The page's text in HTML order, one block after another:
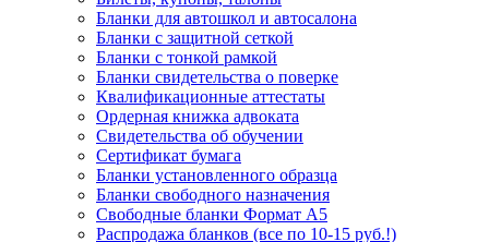
Бланки для автошкол и автосалона
Бланки с защитной сеткой
Бланки с тонкой рамкой
Бланки свидетельства о поверке
Квалификационные аттестаты
Ордерная книжка адвоката
Свидетельства об обучении
Сертификат бумага
Бланки установленного образца
Бланки свободного назначения
Свободные бланки Формат А5
Распродажа бланков (все по 10-15 руб.!)